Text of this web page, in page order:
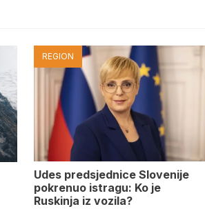
REGION
Udes predsjednice Slovenije
pokrenuo istragu: Ko je
Ruskinja iz vozila?